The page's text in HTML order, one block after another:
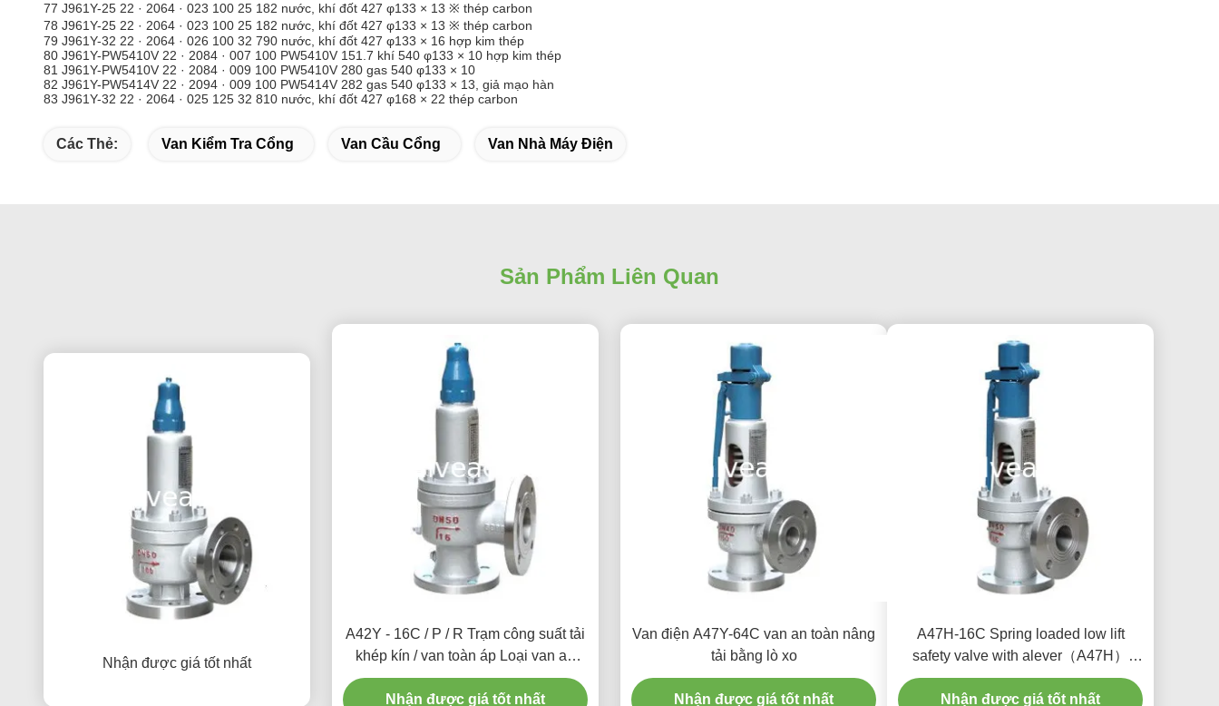
77 J961Y-25 22 · 2064 · 023 100 25 182 nước, khí đốt 427 φ133 × 13 ※ thép carbon
78 J961Y-25 22 · 2064 · 023 100 25 182 nước, khí đốt 427 φ133 × 13 ※ thép carbon
79 J961Y-32 22 · 2064 · 026 100 32 790 nước, khí đốt 427 φ133 × 16 hợp kim thép
80 J961Y-PW5410V 22 · 2084 · 007 100 PW5410V 151.7 khí 540 φ133 × 10 hợp kim thép
81 J961Y-PW5410V 22 · 2084 · 009 100 PW5410V 280 gas 540 φ133 × 10
82 J961Y-PW5414V 22 · 2094 · 009 100 PW5414V 282 gas 540 φ133 × 13, giả mạo hàn
83 J961Y-32 22 · 2064 · 025 125 32 810 nước, khí đốt 427 φ168 × 22 thép carbon
Các Thẻ: Van Kiểm Tra Cổng Van Cầu Cổng Van Nhà Máy Điện
Sản Phẩm Liên Quan
Nhận được giá tốt nhất
A42Y - 16C / P / R Trạm công suất tải
khép kín / van toàn áp Loại van an
toàn
Nhận được giá tốt nhất
Van điện A47Y-64C van an toàn nâng
tải bằng lò xo
Nhận được giá tốt nhất
A47H-16C Spring loaded low lift
safety valve with alever（A47H）
suitable for equipment and piping for
steam , air
Nhận được giá tốt nhất